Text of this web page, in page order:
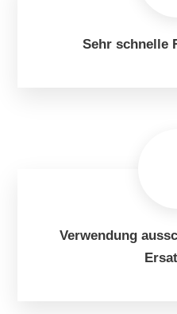
Sehr schnelle
Verwendung